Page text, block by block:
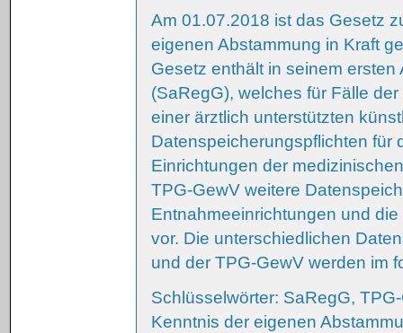
Am 01.07.2018 ist das Gesetz
eigenen Abstammung in Kraft
Gesetz enthält in seinem
(SaRegG), welches für Fälle
einer ärztlich unterstützten
Datenspeicherungspflichten für
Einrichtungen der
TPG-GewV weitere
Entnahmeeinrichtungen und
vor. Die unterschiedlichen
und der TPG-GewV werden im
Schlüsselwörter: SaRegG,
Kenntnis der eigenen